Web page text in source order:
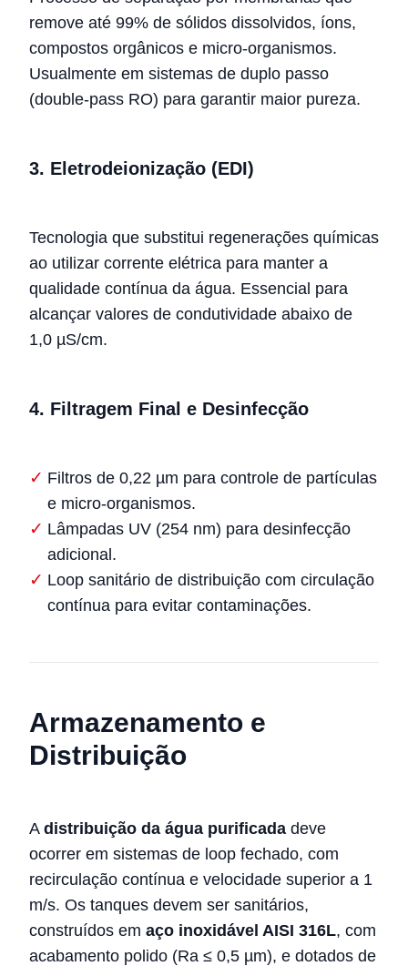
remove até 99% de sólidos dissolvidos, íons,
compostos orgânicos e micro-organismos.
Usualmente em sistemas de duplo passo
(double-pass RO) para garantir maior pureza.
3. Eletrodeionização (EDI)
Tecnologia que substitui regenerações químicas
ao utilizar corrente elétrica para manter a
qualidade contínua da água. Essencial para
alcançar valores de condutividade abaixo de
1,0 µS/cm.
4. Filtragem Final e Desinfecção
Filtros de 0,22 µm para controle de partículas
e micro-organismos.
Lâmpadas UV (254 nm) para desinfecção
adicional.
Loop sanitário de distribuição com circulação
contínua para evitar contaminações.
Armazenamento e
Distribuição
A distribuição da água purificada deve
ocorrer em sistemas de loop fechado, com
recirculação contínua e velocidade superior a 1
m/s. Os tanques devem ser sanitários,
construídos em aço inoxidável AISI 316L, com
acabamento polido (Ra ≤ 0,5 µm), e dotados de